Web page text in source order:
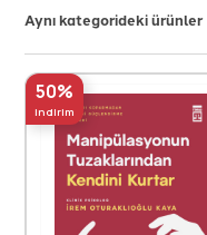
Aynı kategorideki ürünler
50%
indirim